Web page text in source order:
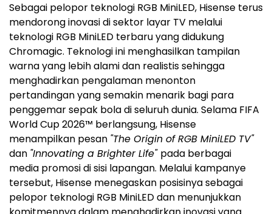
Sebagai pelopor teknologi RGB MiniLED, Hisense terus
mendorong inovasi di sektor layar TV melalui
teknologi RGB MiniLED terbaru yang didukung
Chromagic. Teknologi ini menghasilkan tampilan
warna yang lebih alami dan realistis sehingga
menghadirkan pengalaman menonton
pertandingan yang semakin menarik bagi para
penggemar sepak bola di seluruh dunia. Selama FIFA
World Cup 2026™ berlangsung, Hisense
menampilkan pesan "The Origin of RGB MiniLED TV"
dan "Innovating a Brighter Life" pada berbagai
media promosi di sisi lapangan. Melalui kampanye
tersebut, Hisense menegaskan posisinya sebagai
pelopor teknologi RGB MiniLED dan menunjukkan